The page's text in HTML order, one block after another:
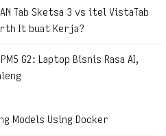
Tab Sketsa 3 vs itel VistaTab
It buat Kerja?
G2: Laptop Bisnis Rasa AI,
Models Using Docker